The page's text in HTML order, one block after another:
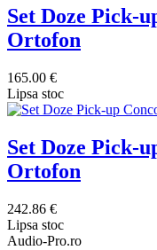
Set Doze Pick-
Ortofon
165.00 €
Lipsa stoc
Set Doze Pick-
Ortofon
242.86 €
Lipsa stoc
Audio-Pro.ro